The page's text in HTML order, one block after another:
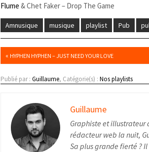
Flume & Chet Faker – Drop The Game
Amnusique musique playlist Pub
«HYPHEN HYPHEN – JUST NEED YOUR LOVE
Publié par :Guillaume, Catégorie(s) :Nos playlists
Guillaume
Graphiste et illustrateur
rédacteur web la nuit,
Sa plus grande fierté ?